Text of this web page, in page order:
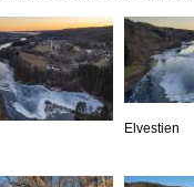
Elvestien